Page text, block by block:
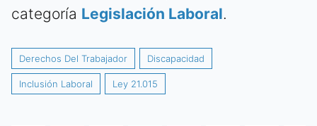
categoría Legislación Laboral.
Derechos Del Trabajador Discapacidad
Inclusión Laboral Ley 21.015